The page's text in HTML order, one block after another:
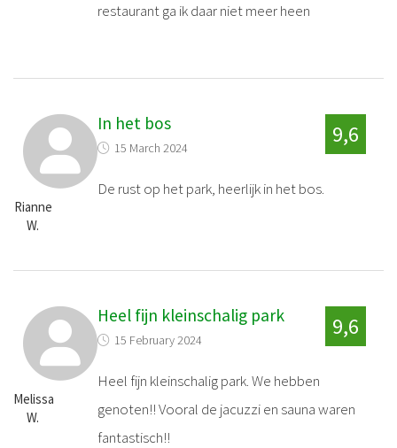
restaurant ga ik daar niet meer heen
Rianne
W.
In het bos
15 March 2024
9,6
De rust op het park, heerlijk in het bos.
Melissa
W.
Heel fijn kleinschalig park
15 February 2024
9,6
Heel fijn kleinschalig park. We hebben
genoten!! Vooral de jacuzzi en sauna waren
fantastisch!!